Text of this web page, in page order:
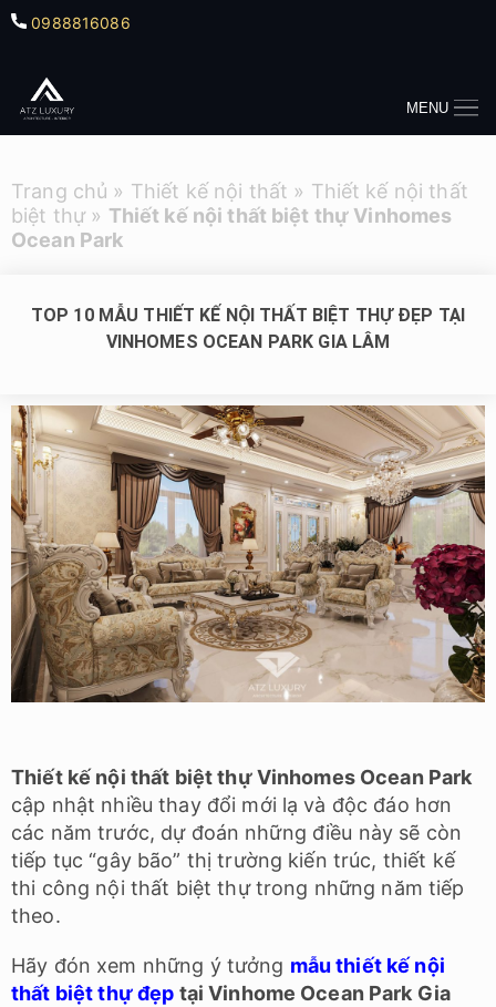
0988816086
MENU
Trang chủ » Thiết kế nội thất » Thiết kế nội thất
biệt thự» Thiết kế nội thất biệt thự Vinhomes
Ocean Park
TOP 10 MẪU THIẾT KẾ NỘI THẤT BIỆT THỰ ĐẸP TẠI
VINHOMES OCEAN PARK GIA LÂM
Thiết kế nội thất biệt thự Vinhomes Ocean Park
cập nhật nhiều thay đổi mới lạ và độc đáo hơn
các năm trước, dự đoán những điều này sẽ còn
tiếp tục “gây bão” thị trường kiến trúc, thiết kế
thi công nội thất biệt thự trong những năm tiếp
theo.
Hãy đón xem những ý tưởng mẫu thiết kế nội
thất biệt thự đẹp tại Vinhome Ocean Park Gia